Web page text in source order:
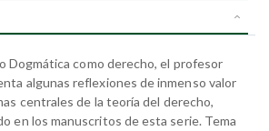
Dogmática como derecho, el profesor
algunas reflexiones de inmenso valor
centrales de la teoría del derecho,
en los manuscritos de esta serie. Tema